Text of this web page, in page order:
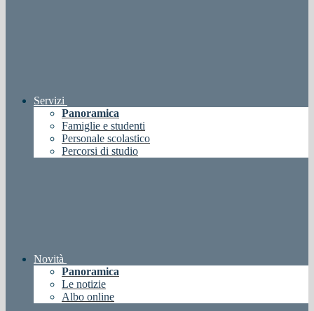
Servizi
Panoramica
Famiglie e studenti
Personale scolastico
Percorsi di studio
Novità
Panoramica
Le notizie
Albo online